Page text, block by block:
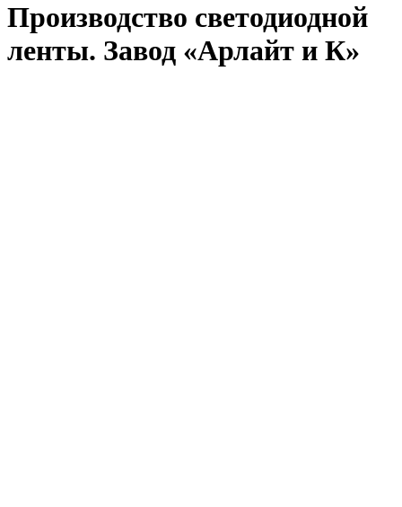
Производство светодиодной
ленты. Завод «Арлайт и К»